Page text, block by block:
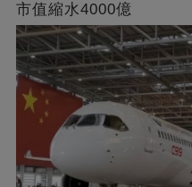
市值縮水4000億